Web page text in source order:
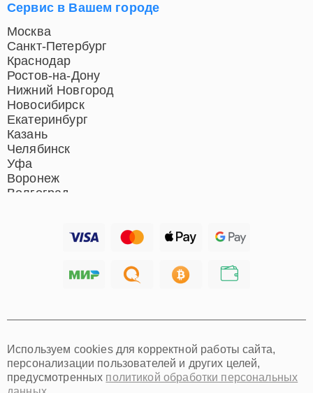
Сервис в Вашем городе
Москва
Санкт-Петербург
Краснодар
Ростов-на-Дону
Нижний Новгород
Новосибирск
Екатеринбург
Казань
Челябинск
Уфа
Воронеж
Волгоград
Хабаровск
Омск
Красноярск
Пермь
Используем cookies для корректной работы сайта,
персонализации пользователей и других целей,
предусмотренных политикой обработки персональных